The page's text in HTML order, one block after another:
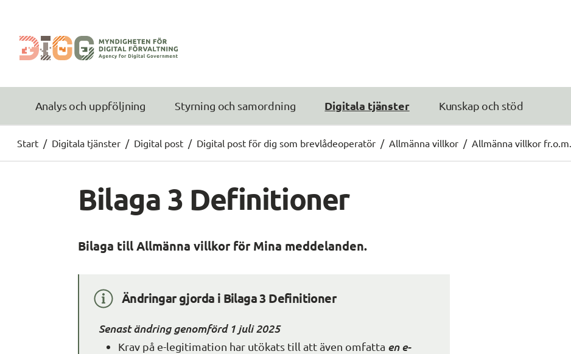
Analys och uppföljning Styrning och samordning Digitala tjänster Kunskap och stöd
Start / Digitala tjänster / Digital post / Digital post för dig som brevlådeoperatör / Allmänna villkor / Allmänna villkor
Bilaga 3 Definitioner
Bilaga till Allmänna villkor för Mina meddelanden.
Ändringar gjorda i Bilaga 3 Definitioner
Senast ändring genomförd 1 juli 2025
Krav på e-legitimation har utökats till att även omfatta en e-